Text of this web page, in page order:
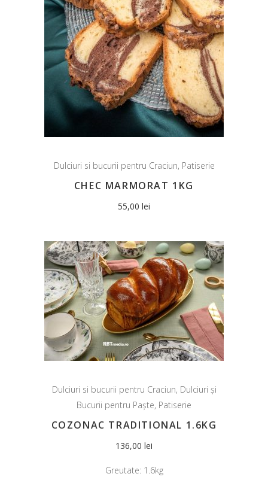
Dulciuri si bucurii pentru Craciun, Patiserie
CHEC MARMORAT 1KG
55,00 lei
Dulciuri si bucurii pentru Craciun, Dulciuri și
Bucurii pentru Paște, Patiserie
COZONAC TRADITIONAL 1.6KG
136,00 lei
Greutate: 1.6kg